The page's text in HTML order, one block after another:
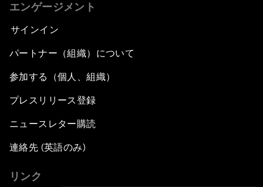
エンゲージメント
サインイン
パートナー（組織）について
参加する（個人、組織）
プレスリリース登録
ニュースレター購読
連絡先 (英語のみ)
リンク